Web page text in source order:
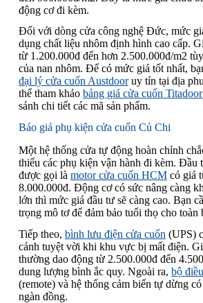
động cơ đi kèm.
Đối với dòng cửa công nghệ Đức, mức
dụng chất liệu nhôm định hình cao cấp.
từ 1.200.000đ đến hơn 2.500.000đ/m2
của nan nhôm. Để có mức giá tốt nhất,
đại lý cửa cuốn Austdooruy tín tại địa
thể tham khảo bảng giá cửa cuốn
sánh chi tiết các mã sản phẩm.
Báo giá phụ kiện cửa cuốn Củ Chi
Một hệ thống cửa tự động hoàn chỉnh
thiếu các phụ kiện vận hành đi kèm. Đầu
được gọi là motor cửa cuốn HCMcó giá
8.000.000đ. Động cơ có sức nâng càng
lớn thì mức giá đầu tư sẽ càng cao. Bạn
trọng mô tơ để đảm bảo tuổi thọ cho toàn
Tiếp theo, bình lưu điện cửa cuốn (UPS)
cánh tuyệt vời khi khu vực bị mất điện.
thường dao động từ 2.500.000đ đến
dung lượng bình ắc quy. Ngoài ra, bộ
(remote) và hệ thống cảm biến tự dừng
ngàn đồng.